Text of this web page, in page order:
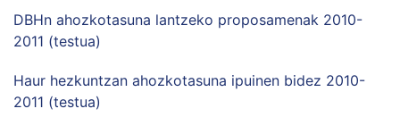
DBHn ahozkotasuna lantzeko proposamenak 2010-
2011 (testua)
Haur hezkuntzan ahozkotasuna ipuinen bidez 2010-
2011 (testua)